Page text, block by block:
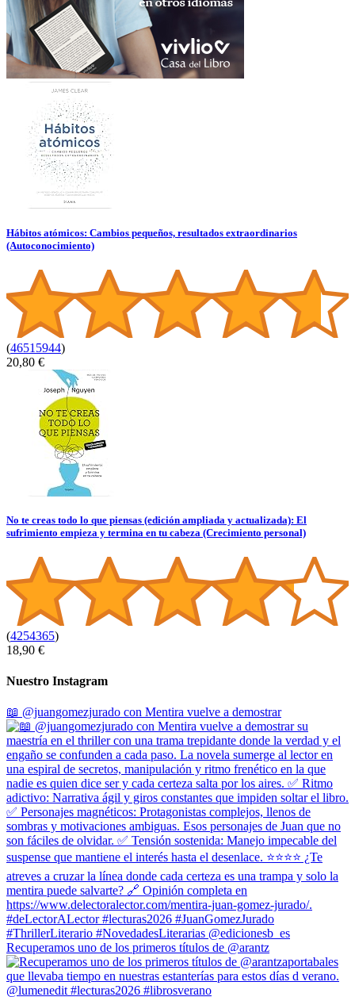
Hábitos atómicos: Cambios pequeños, resultados extraordinarios
(Autoconocimiento)
(46515944)
20,80 €
No te creas todo lo que piensas (edición ampliada y actualizada): El
sufrimiento empieza y termina en tu cabeza (Crecimiento personal)
(4254365)
18,90 €
Nuestro Instagram
📖 @juangomezjurado con Mentira vuelve a demostrar
Recuperamos uno de los primeros títulos de @arantz